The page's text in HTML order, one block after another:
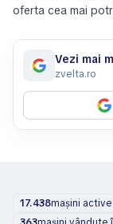
oferta cea mai
Vezi mai
zvelta.ro
17.438mașini active